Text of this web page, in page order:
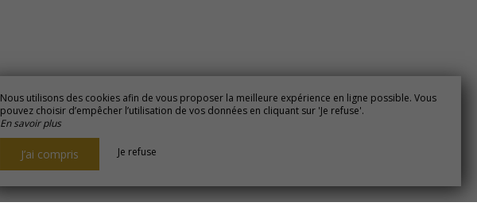
Nous utilisons des cookies afin de vous proposer la meilleure expérience en ligne possible. Vous
pouvez choisir d’empêcher l’utilisation de vos données en cliquant sur 'Je refuse'.
En savoir plus
J’ai compris Je refuse